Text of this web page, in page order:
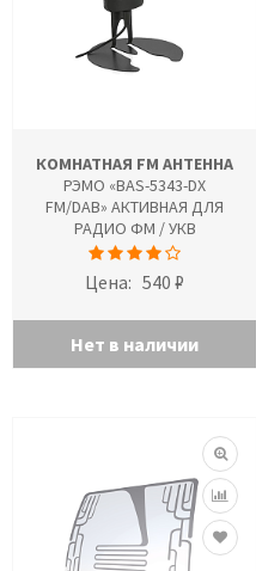
КОМНАТНАЯ FM АНТЕННА
РЭМО «BAS-5343-DX
FM/DAB» АКТИВНАЯ ДЛЯ
РАДИО ФМ / УКВ
Цена: 540 ₽
Нет в наличии